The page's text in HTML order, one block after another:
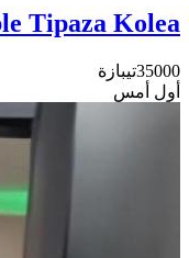
Tipaza Kolea
35000تيبازة
أول أمس